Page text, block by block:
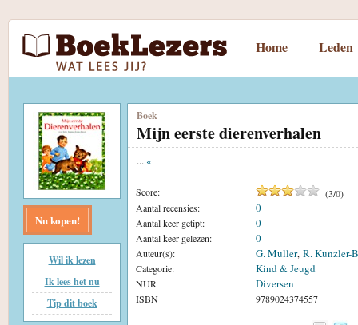
Home Leden
Nu kopen!
Wil ik lezen
Ik lees het nu
Tip dit boek
Boek
Mijn eerste dierenverhalen
... «
Score: (3/0)
Aantal recensies:
0
Aantal keer getipt: 0
Aantal keer gelezen: 0
Auteur(s): G. Muller, R. Kunzler-
Categorie: Kind & Jeugd
NUR Diversen
ISBN 9789024374557